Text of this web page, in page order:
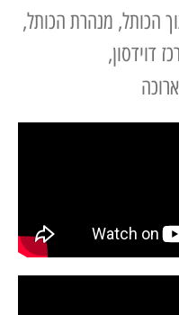
הכותל, מנהרת הכותל,
דוידסון,